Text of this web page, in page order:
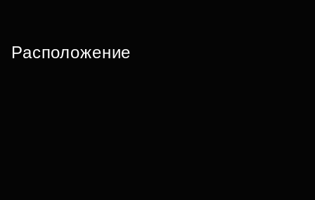
Расположение